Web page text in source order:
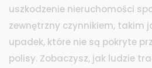
uszkodzenie nieruchomości
zewnętrzny czynnikiem, takim
upadek, które nie są pokryte
polisy. Zobaczysz, jak ludzie